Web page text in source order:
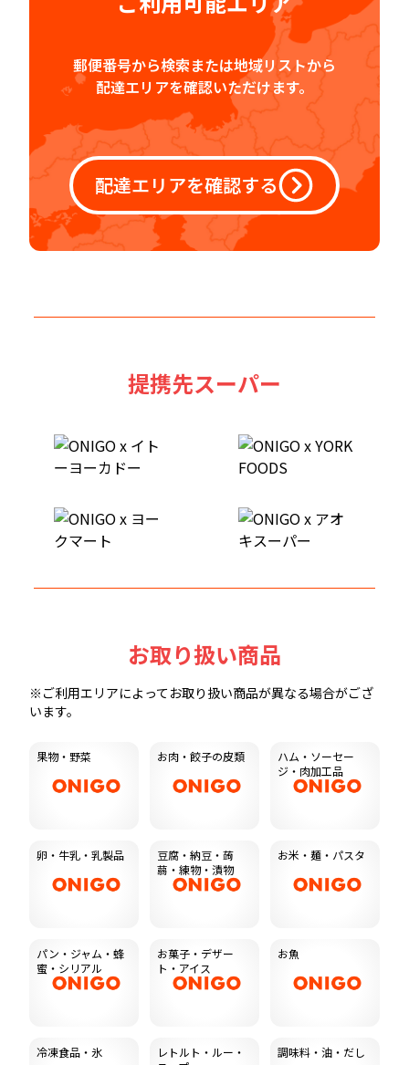
郵便番号から検索または地域リストから
配達エリアを確認いただけます。
配達エリアを確認する
提携先スーパー
お取り扱い商品
※ご利用エリアによってお取り扱い商品が異なる場合がござ
います。
果物・野菜 お肉・餃子の皮類
ハム・ソーセー
ジ・肉加工品
卵・牛乳・乳製品
豆腐・納豆・蒟
蒻・練物・漬物
お米・麺・パスタ
パン・ジャム・蜂
蜜・シリアル
お菓子・デザー
ト・アイス
お魚
冷凍食品・氷
レトルト・ルー・
調味料・油・だし